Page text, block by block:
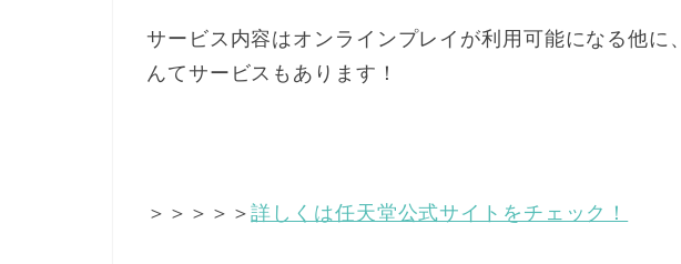
サービス内容はオンラインプレイが利用可能になる他に、
んてサービスもあります！
＞＞＞＞＞詳しくは任天堂公式サイトをチェック！